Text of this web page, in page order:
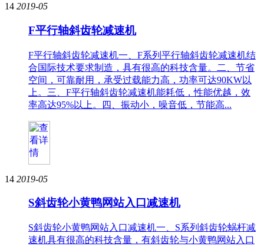
14 2019-05
F平行轴斜齿轮减速机
F平行轴斜齿轮减速机一、F系列平行轴斜齿轮减速机结
合国际技术要求制造，具有很高的科技含量。二、节省
空间，可靠耐用，承受过载能力高，功率可达90KW以
上。三、F平行轴斜齿轮减速机能耗低，性能优越，效
率高达95%以上。四、振动小，噪音低，节能高...
14 2019-05
S斜齿轮小黄鸭网站入口减速机
S斜齿轮小黄鸭网站入口减速机一、S系列斜齿轮蜗杆减
速机具有很高的科技含量，有斜齿轮与小黄鸭网站入口